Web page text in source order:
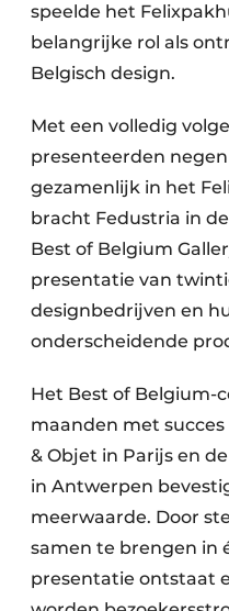
speelde het
belangrijke rol als
Belgisch design.
Met een volledig
presenteerden
gezamenlijk in het
bracht Fedustria in
Best of Belgium
presentatie van
designbedrijven en
onderscheidende
Het Best of Belgium-
maanden met
& Objet in Parijs en
in Antwerpen
meerwaarde. Door
samen te brengen in
presentatie ontstaat